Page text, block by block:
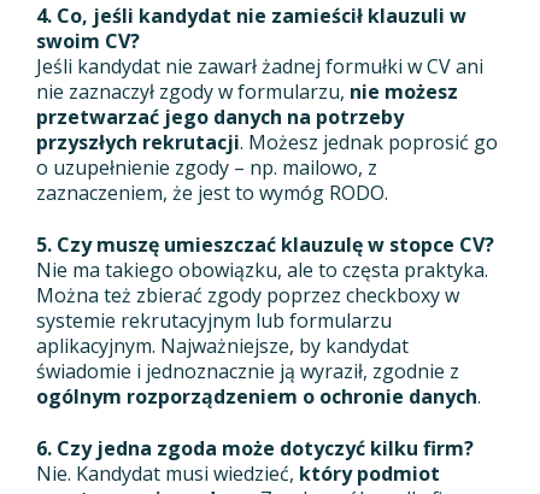
4. Co, jeśli kandydat nie zamieścił klauzuli w
swoim CV?
Jeśli kandydat nie zawarł żadnej formułki w CV ani
nie zaznaczył zgody w formularzu, nie możesz
przetwarzać jego danych na potrzeby
przyszłych rekrutacji. Możesz jednak poprosić go
o uzupełnienie zgody – np. mailowo, z
zaznaczeniem, że jest to wymóg RODO.
5. Czy muszę umieszczać klauzulę w stopce CV?
Nie ma takiego obowiązku, ale to częsta praktyka.
Można też zbierać zgody poprzez checkboxy w
systemie rekrutacyjnym lub formularzu
aplikacyjnym. Najważniejsze, by kandydat
świadomie i jednoznacznie ją wyraził, zgodnie z
ogólnym rozporządzeniem o ochronie danych.
6. Czy jedna zgoda może dotyczyć kilku firm?
Nie. Kandydat musi wiedzieć, który podmiot